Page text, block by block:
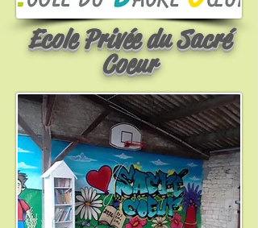
Ecole Privée du Sacré
Coeur